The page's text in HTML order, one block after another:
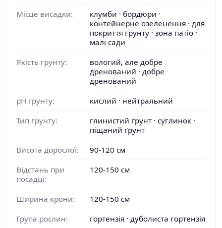
Місце висадки:
клумби · бордюри ·
контейнерне озеленення · для
покриття грунту · зона патіо ·
малі сади
Якість грунту:
вологий, але добре
дренований · добре
дренований
pH грунту:
кислий · нейтральний
Тип грунту:
глинистий ґрунт · суглинок ·
піщаний ґрунт
Висота дорослої:
90-120 см
Відстань при
посадці:
120-150 см
Ширина крони:
120-150 см
Група рослин:
гортензія · дуболиста гортензія